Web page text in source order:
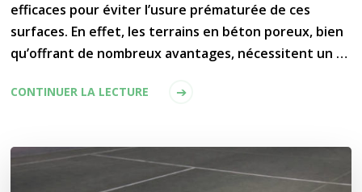
efficaces pour éviter l’usure prématurée de ces
surfaces. En effet, les terrains en béton poreux, bien
qu’offrant de nombreux avantages, nécessitent un …
CONTINUER LA LECTURE